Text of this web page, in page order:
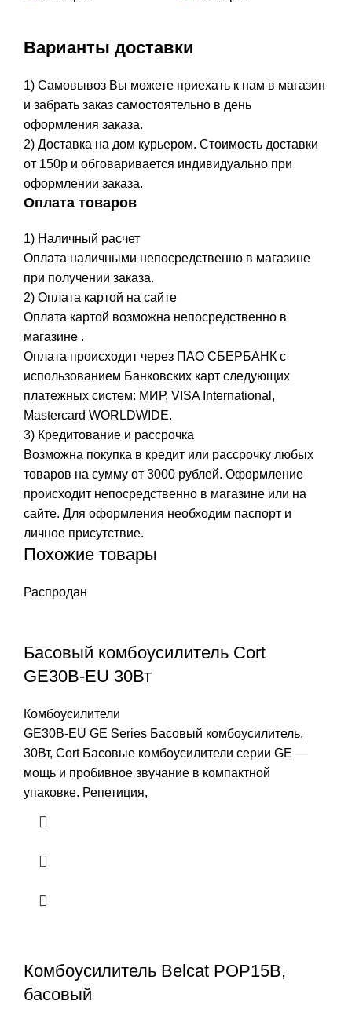
Варианты доставки
1) Самовывоз Вы можете приехать к нам в магазин
и забрать заказ самостоятельно в день
оформления заказа.
2) Доставка на дом курьером. Стоимость доставки
от 150р и обговаривается индивидуально при
оформлении заказа.
Оплата товаров
1) Наличный расчет
Оплата наличными непосредственно в магазине
при получении заказа.
2) Оплата картой на сайте
Оплата картой возможна непосредственно в
магазине .
Оплата происходит через ПАО СБЕРБАНК с
использованием Банковских карт следующих
платежных систем: МИР, VISA International,
Mastercard WORLDWIDE.
3) Кредитование и рассрочка
Возможна покупка в кредит или рассрочку любых
товаров на сумму от 3000 рублей. Оформление
происходит непосредственно в магазине или на
сайте. Для оформления необходим паспорт и
личное присутствие.
Похожие товары
Распродан
Басовый комбоусилитель Cort
GE30B-EU 30Вт
Комбоусилители
GE30B-EU GE Series Басовый комбоусилитель,
30Вт, Cort Басовые комбоусилители серии GE —
мощь и пробивное звучание в компактной
упаковке. Репетиция,
Комбоусилитель Belcat POP15B,
басовый